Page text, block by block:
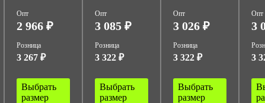
Опт
2 966 ₽
Розница
3 267 ₽
Выбрать
размер
Опт
3 085 ₽
Розница
3 322 ₽
Выбрать
размер
Опт
3 026 ₽
Розница
3 322 ₽
Выбрать
размер
Опт
3
3